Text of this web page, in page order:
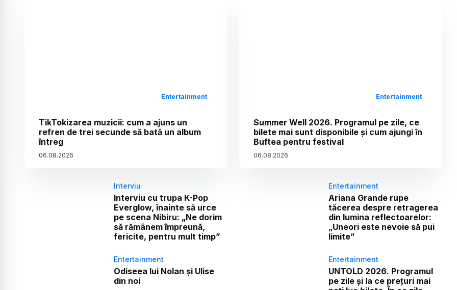
Entertainment
TikTokizarea muzicii: cum a ajuns un
refren de trei secunde să bată un album
întreg
06.08.2026
Entertainment
Summer Well 2026. Programul pe zile, ce
bilete mai sunt disponibile și cum ajungi în
Buftea pentru festival
06.08.2026
Interviu
Interviu cu trupa K-Pop
Everglow, înainte să urce
pe scena Nibiru: „Ne dorim
să rămânem împreună,
fericite, pentru mult timp”
Entertainment
Ariana Grande rupe
tăcerea despre retragerea
din lumina reflectoarelor:
„Uneori este nevoie să pui
limite”
Entertainment
Odiseea lui Nolan și Ulise
din noi
Entertainment
UNTOLD 2026. Programul
pe zile și la ce prețuri mai